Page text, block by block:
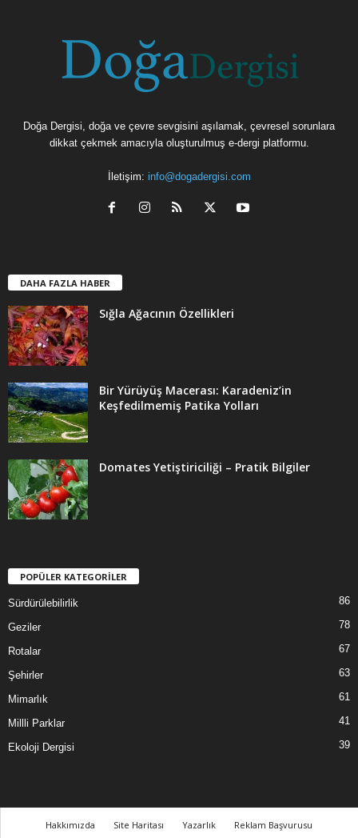
Doğa Dergisi, doğa ve çevre sevgisini aşılamak, çevresel sorunlara
dikkat çekmek amacıyla oluşturulmuş e-dergi platformu.
İletişim: info@dogadergisi.com
DAHA FAZLA HABER
Sığla Ağacının Özellikleri
Bir Yürüyüş Macerası: Karadeniz’in
Keşfedilmemiş Patika Yolları
Domates Yetiştiriciliği – Pratik Bilgiler
POPÜLER KATEGORİLER
Sürdürülebilirlik 86
Geziler 78
Rotalar 67
Şehirler 63
Mimarlık 61
Millli Parklar 41
Ekoloji Dergisi 39
Hakkımızda Site Haritası Yazarlık Reklam Başvurusu